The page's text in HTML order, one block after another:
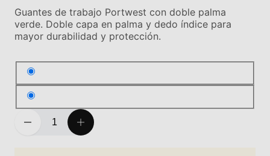
Guantes de trabajo Portwest con doble palma
verde. Doble capa en palma y dedo índice para
mayor durabilidad y protección.